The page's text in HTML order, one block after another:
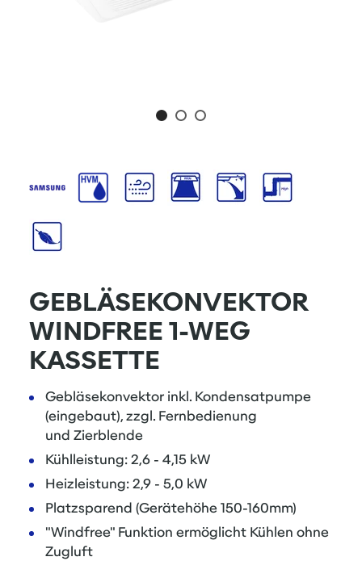
GEBLÄSEKONVEKTOR
WINDFREE 1-WEG
KASSETTE
Gebläsekonvektor inkl. Kondensatpumpe
(eingebaut), zzgl. Fernbedienung
und Zierblende
Kühlleistung: 2,6 - 4,15 kW
Heizleistung: 2,9 - 5,0 kW
Platzsparend (Gerätehöhe 150-160mm)
"Windfree" Funktion ermöglicht Kühlen ohne
Zugluft